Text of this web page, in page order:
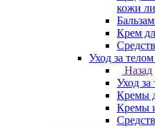
кожи
Крем
Уход за телом
Назад
Уход за
Кремы
Кремы